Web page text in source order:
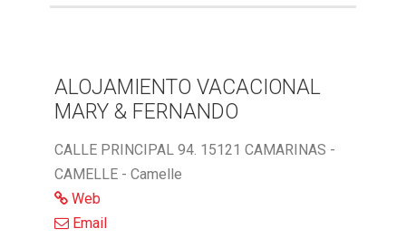
ALOJAMIENTO VACACIONAL
MARY & FERNANDO
CALLE PRINCIPAL 94. 15121 CAMARINAS -
CAMELLE - Camelle
Web
Email